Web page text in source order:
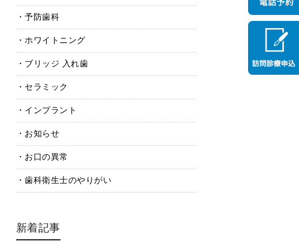
予防歯科
ホワイトニング
ブリッジ 入れ歯
セラミック
インプラント
お知らせ
お口の異常
歯科衛生士のやりがい
新着記事